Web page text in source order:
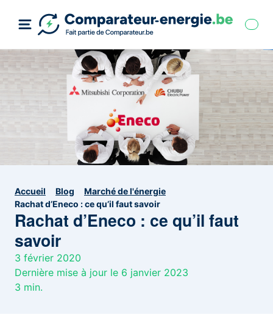
Accueil Blog
Marché de l'énergie
Rachat d’Eneco : ce qu’il faut savoir
Rachat d’Eneco : ce qu’il faut
savoir
3 février 2020
Dernière mise à jour le 6 janvier 2023
3 min.